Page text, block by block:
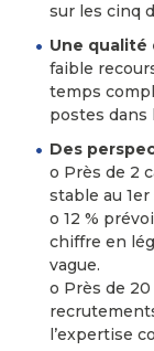
sur les cinq
Une qualité
faible
temps
postes dans
Des
o Près de 2
stable au
o 12 %
chiffre en
vague.
o Près de
l’expertise